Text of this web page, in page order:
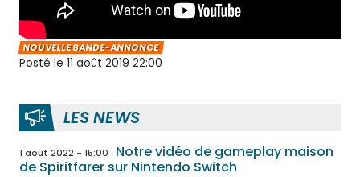
NOUVELLE BANDE-ANNONCE
Posté le 11 août 2019 22:00
LES NEWS
1 août 2022 - 15:00
Notre vidéo de gameplay maison
de Spiritfarer sur Nintendo Switch